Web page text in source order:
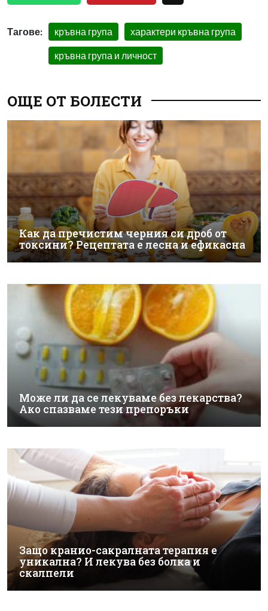
Тагове: кръвна група характери кръвна група
кръвна група и личност
ОЩЕ ОТ БОЛЕСТИ
Как да пречистим черния си дроб от
токсини? Рецептата е лесна и ефикасна
Може ли да се лекуваме без лекарства?
Ако спазваме тези препоръки
Защо кранио-сакралната терапия е
уникална? И лекува без болка и
скалпели